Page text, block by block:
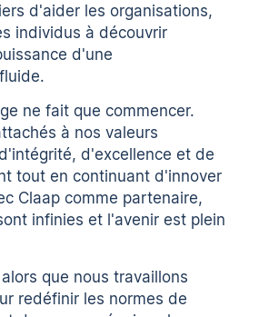
d'aider les organisations,
individus à découvrir
d'une
ne fait que commencer.
à nos valeurs
d'excellence et de
tout en continuant d'innover
Claap comme partenaire,
infinies et l'avenir est plein
que nous travaillons
redéfinir les normes de